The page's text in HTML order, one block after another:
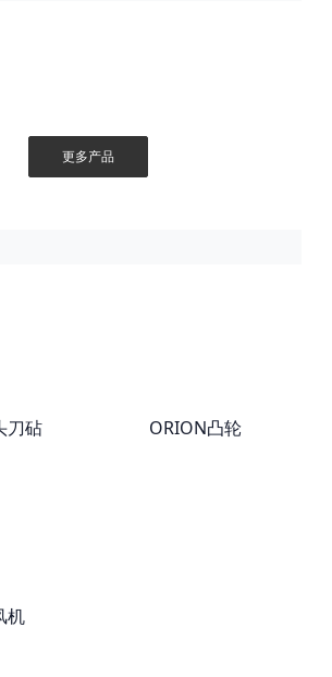
更多产品
刀砧 ORION凸轮
机